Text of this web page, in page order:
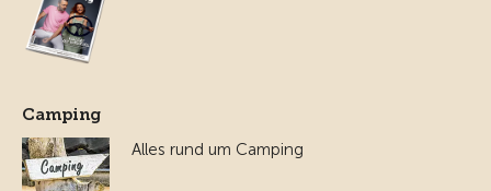
Camping
Alles rund um Camping